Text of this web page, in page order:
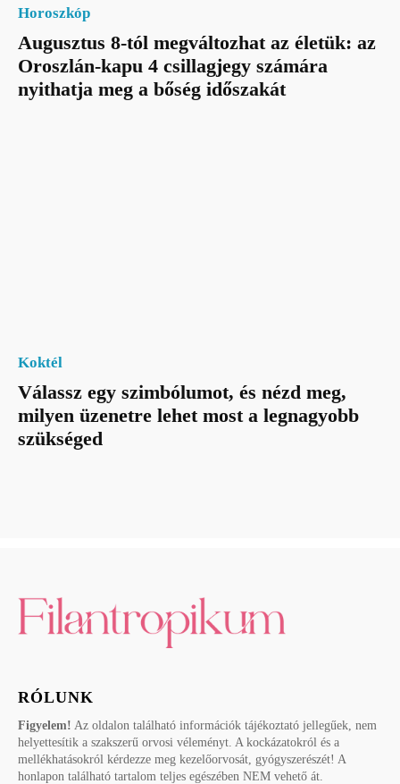
Horoszkóp
Augusztus 8-tól megváltozhat az életük: az
Oroszlán-kapu 4 csillagjegy számára
nyithatja meg a bőség időszakát
Koktél
Válassz egy szimbólumot, és nézd meg,
milyen üzenetre lehet most a legnagyobb
szükséged
RÓLUNK
Figyelem! Az oldalon található információk tájékoztató jellegűek, nem
helyettesítik a szakszerű orvosi véleményt. A kockázatokról és a
mellékhatásokról kérdezze meg kezelőorvosát, gyógyszerészét! A
honlapon található tartalom teljes egészében NEM vehető át.